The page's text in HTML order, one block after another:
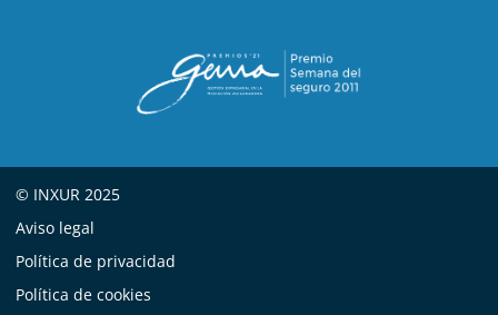
© INXUR 2025
Aviso legal
Política de privacidad
Política de cookies